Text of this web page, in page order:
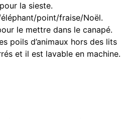
la sieste.
point/fraise/Noël.
le mettre dans le canapé.
poils d’animaux hors des lits
et il est lavable en machine.